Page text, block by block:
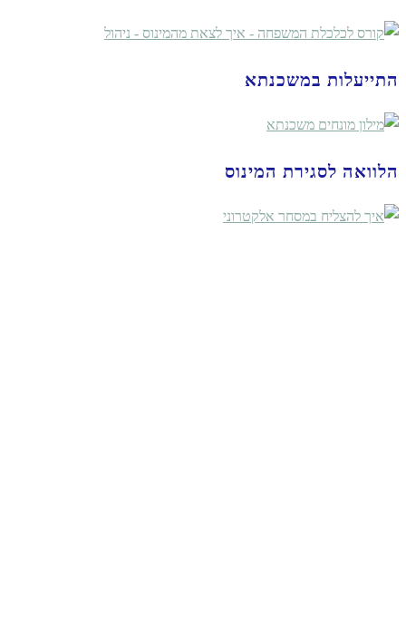
התייעלות במשכנתא
הלוואה לסגירת המינוס